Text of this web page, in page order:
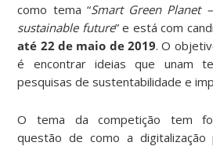
como tema “Smart Green Planet
sustainable future” e está com
até 22 de maio de 2019. O
é encontrar ideias que unam
pesquisas de sustentabilidade e
O tema da competição tem
questão de como a digitalização